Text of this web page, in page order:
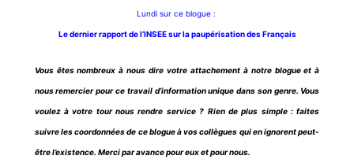
Lundi sur ce blogue :
Le dernier rapport de l’INSEE sur la paupérisation des Français
Vous êtes nombreux à nous dire votre attachement à notre blogue et à
nous remercier pour ce travail d’information unique dans son genre. Vous
voulez à votre tour nous rendre service ? Rien de plus simple : faites
suivre les coordonnées de ce blogue à vos collègues qui en ignorent peut-
être l’existence. Merci par avance pour eux et pour nous.